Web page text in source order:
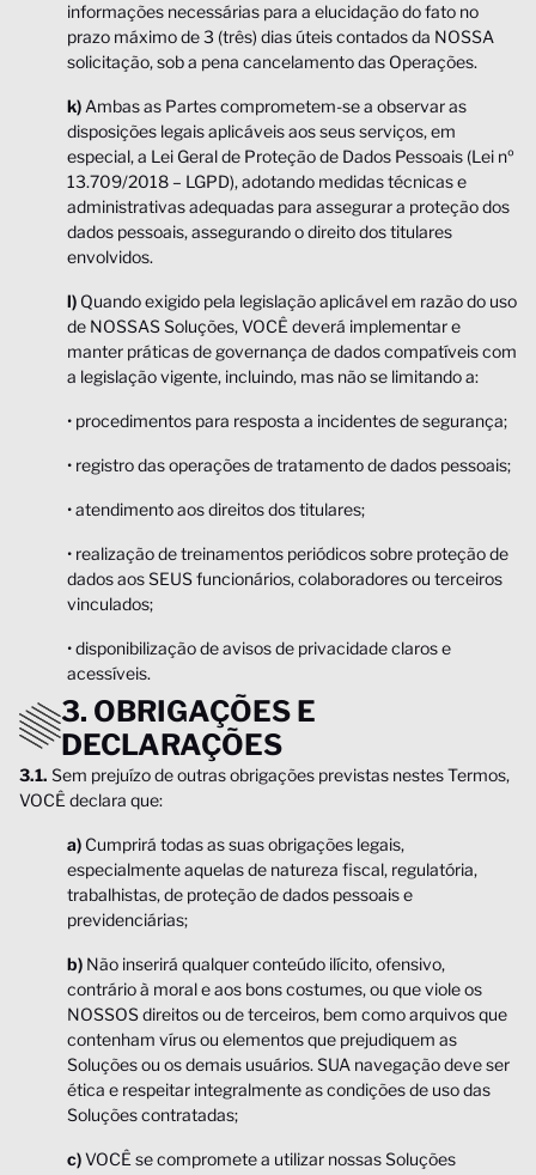
informações necessárias para a elucidação do fato no
prazo máximo de 3 (três) dias úteis contados da NOSSA
solicitação, sob a pena cancelamento das Operações.
k) Ambas as Partes comprometem-se a observar as
disposições legais aplicáveis aos seus serviços, em
especial, a Lei Geral de Proteção de Dados Pessoais (Lei nº
13.709/2018 – LGPD), adotando medidas técnicas e
administrativas adequadas para assegurar a proteção dos
dados pessoais, assegurando o direito dos titulares
envolvidos.
l) Quando exigido pela legislação aplicável em razão do uso
de NOSSAS Soluções, VOCÊ deverá implementar e
manter práticas de governança de dados compatíveis com
a legislação vigente, incluindo, mas não se limitando a:
• procedimentos para resposta a incidentes de segurança;
• registro das operações de tratamento de dados pessoais;
• atendimento aos direitos dos titulares;
• realização de treinamentos periódicos sobre proteção de
dados aos SEUS funcionários, colaboradores ou terceiros
vinculados;
• disponibilização de avisos de privacidade claros e
acessíveis.
3. OBRIGAÇÕES E
DECLARAÇÕES
3.1. Sem prejuízo de outras obrigações previstas nestes Termos,
VOCÊ declara que:
a) Cumprirá todas as suas obrigações legais,
especialmente aquelas de natureza fiscal, regulatória,
trabalhistas, de proteção de dados pessoais e
previdenciárias;
b) Não inserirá qualquer conteúdo ilícito, ofensivo,
contrário à moral e aos bons costumes, ou que viole os
NOSSOS direitos ou de terceiros, bem como arquivos que
contenham vírus ou elementos que prejudiquem as
Soluções ou os demais usuários. SUA navegação deve ser
ética e respeitar integralmente as condições de uso das
Soluções contratadas;
c)VOCÊ se compromete a utilizar nossas Soluções